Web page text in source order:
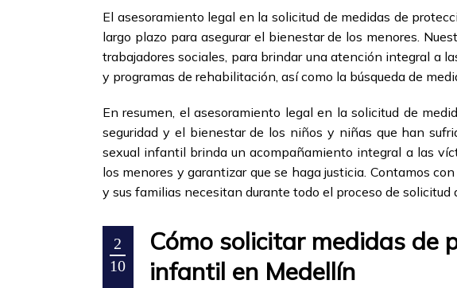
El asesoramiento legal en la solicitud de medidas de
largo plazo para asegurar el bienestar de los menores.
trabajadores sociales, para brindar una atención integral a
y programas de rehabilitación, así como la búsqueda de
En resumen, el asesoramiento legal en la solicitud de
seguridad y el bienestar de los niños y niñas que han
sexual infantil brinda un acompañamiento integral a las
los menores y garantizar que se haga justicia. Contamos
y sus familias necesitan durante todo el proceso de solicitud
2
10
Cómo solicitar medidas de
infantil en Medellín